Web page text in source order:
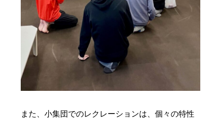
また、小集団でのレクレーションは、個々の特性